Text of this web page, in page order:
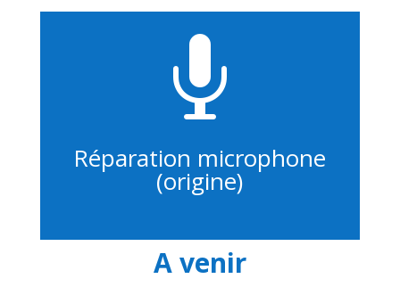

Réparation microphone
(origine)
A venir